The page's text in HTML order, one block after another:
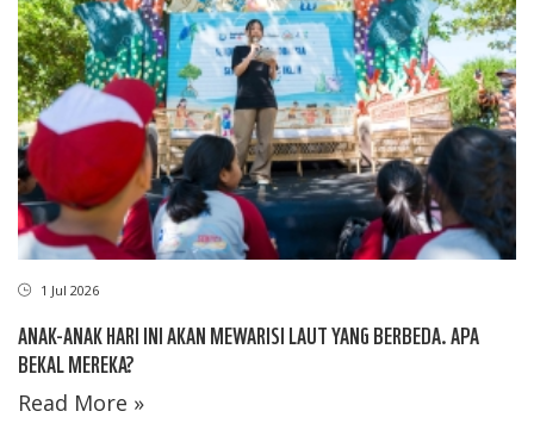
1 Jul 2026
ANAK-ANAK HARI INI AKAN MEWARISI LAUT YANG BERBEDA. APA
BEKAL MEREKA?
Read More »